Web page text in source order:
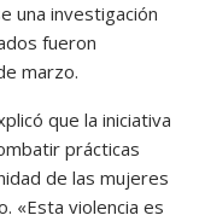
una investigación
fueron
marzo.
que la iniciativa
prácticas
de las mujeres
«Esta violencia es